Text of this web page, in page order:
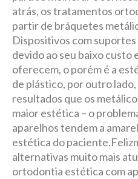
atrás, os tratamentos
partir de bráquetes
Dispositivos com
devido ao seu baixo custo
oferecem, o porém é a
de plástico, por outro lado,
resultados que os
maior estética – o
aparelhos tendem a
estética do
alternativas muito mais
ortodontia estética com